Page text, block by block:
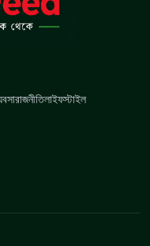
রাজনীতিলাইফস্টাইল